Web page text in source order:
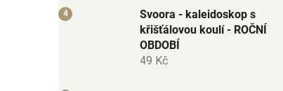
Svoora - kaleidoskop s
křišťálovou koulí - ROČNÍ
OBDOBÍ
49 Kč